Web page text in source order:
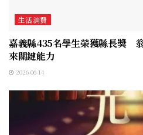
生活消費
嘉義縣435名學生榮獲縣長獎
來關鍵能力
2026-06-14